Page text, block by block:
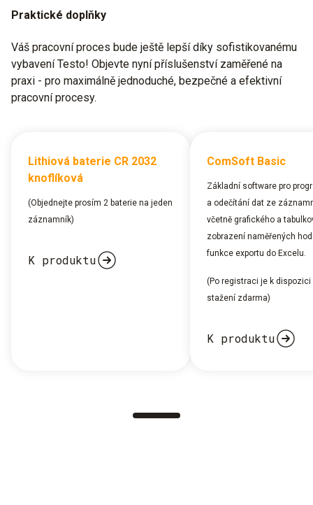
Praktické doplňky
Váš pracovní proces bude ještě lepší díky sofistikovanému
vybavení Testo! Objevte nyní příslušenství zaměřené na
praxi - pro maximálně jednoduché, bezpečné a efektivní
pracovní procesy.
Lithiová baterie CR 2032
knoflíková
(Objednejte prosím 2 baterie na jeden
záznamník)
K produktu
ComSoft Basic
Základní software pro
a odečítání dat ze
včetně grafického a
zobrazení naměřených
funkce exportu do Excelu.
(Po registraci je k dispozici
stažení zdarma)
K produktu